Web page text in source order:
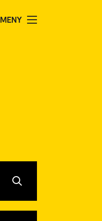
MENY